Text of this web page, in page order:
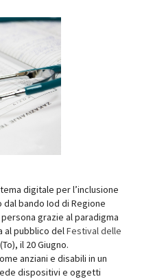
digitale per l’inclusione
bando Iod di Regione
grazie al paradigma
al pubblico delFestival delle
il 20 Giugno.
anziani e disabili in un
dispositivi e oggetti